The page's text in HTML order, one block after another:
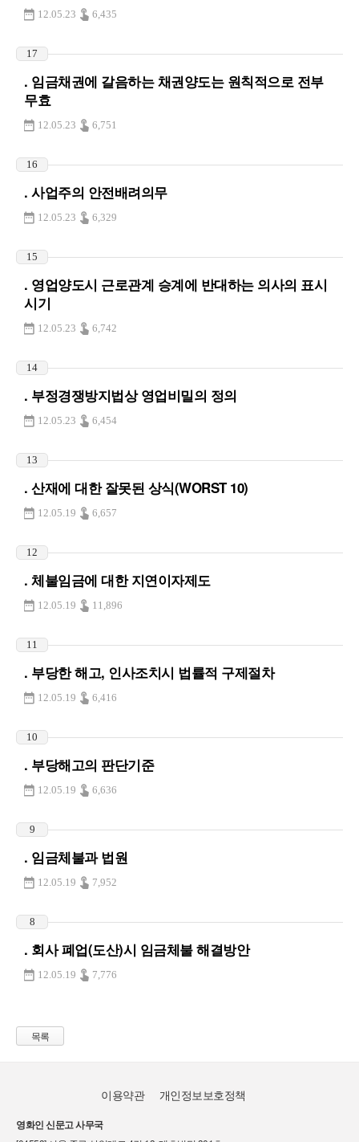
12.05.23 6,435
17
. 임금채권에 갈음하는 채권양도는 원칙적으로 전부
무효
12.05.23 6,751
16
. 사업주의 안전배려의무
12.05.23 6,329
15
. 영업양도시 근로관계 승계에 반대하는 의사의 표시
시기
12.05.23 6,742
14
. 부정경쟁방지법상 영업비밀의 정의
12.05.23 6,454
13
. 산재에 대한 잘못된 상식(WORST 10)
12.05.19 6,657
12
. 체불임금에 대한 지연이자제도
12.05.19 11,896
11
. 부당한 해고, 인사조치시 법률적 구제절차
12.05.19 6,416
10
. 부당해고의 판단기준
12.05.19 6,636
9
. 임금체불과 법원
12.05.19 7,952
8
. 회사 폐업(도산)시 임금체불 해결방안
12.05.19 7,776
목록
이용약관 개인정보보호정책
영화인 신문고 사무국